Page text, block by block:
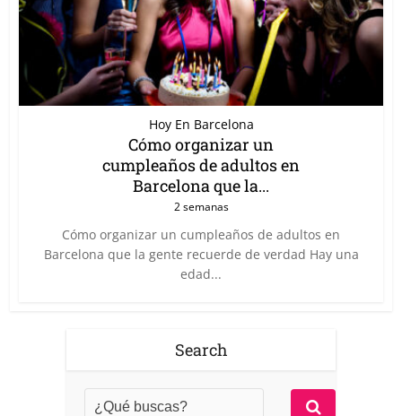
Hoy En Barcelona
Cómo organizar un
cumpleaños de adultos en
Barcelona que la...
2 semanas
Cómo organizar un cumpleaños de adultos en
Barcelona que la gente recuerde de verdad Hay una
edad...
Search